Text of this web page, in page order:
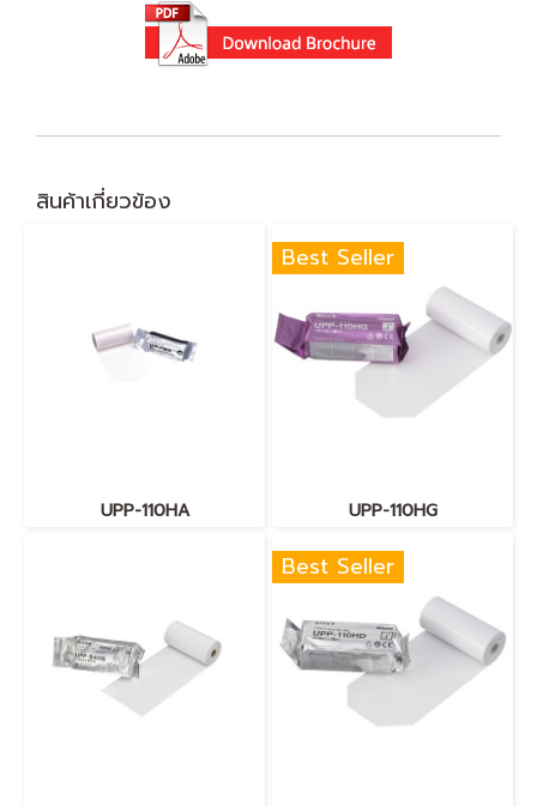
สินค้าเกี่ยวข้อง
UPP-110HA
Best Seller
UPP-110HG
Best Seller